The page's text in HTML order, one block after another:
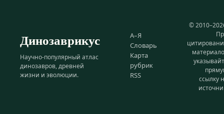
Динозаврикус
Научно-популярный атлас
динозавров, древней
жизни и эволюции.
А–Я
Словарь
Карта
рубрик
RSS
©
ссылку